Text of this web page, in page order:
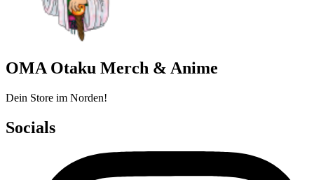
OMA Otaku Merch & Anime
Dein Store im Norden!
Socials